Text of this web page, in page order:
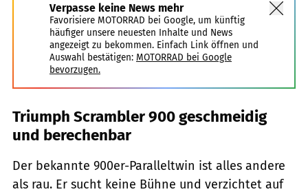
Verpasse keine News mehr
Favorisiere MOTORRAD bei Google, um künftig
häufiger unsere neuesten Inhalte und News
angezeigt zu bekommen. Einfach Link öffnen und
Auswahl bestätigen: MOTORRAD bei Google
bevorzugen.
Triumph Scrambler 900 geschmeidig
und berechenbar
Der bekannte 900er-Paralleltwin ist alles andere
als rau. Er sucht keine Bühne und verzichtet auf